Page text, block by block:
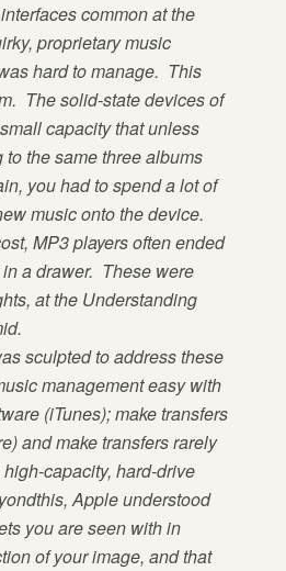
common at the
proprietary music
hard to manage. This
The solid-state devices of
capacity that unless
the same three albums
you had to spend a lot of
music onto the device.
MP3 players often ended
a drawer. These were
at the Understanding
sculpted to address these
management easy with
(iTunes); make transfers
and make transfers rarely
capacity, hard-drive
Apple understood
you are seen with in
of your image, and that